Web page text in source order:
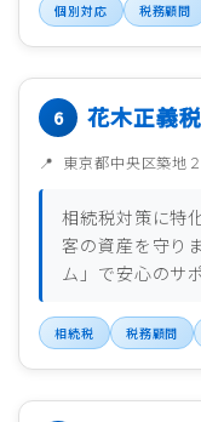
個別対応 税務顧問
花木正義
東京都中央区築地
相続税対策に特
客の資産を守り
ム」で安心のサ
相続税 税務顧問